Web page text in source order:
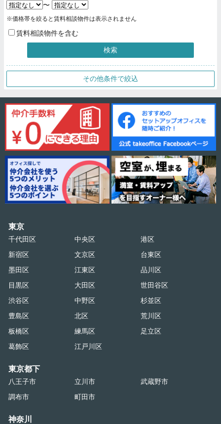
〜
※価格帯を絞ると賃料相談物件は表示されません
賃料相談物件を含む
検索
その他条件で絞込
東京
千代田区 中央区
港区
新宿区
文京区
台東区
墨田区
江東区
品川区
目黒区
大田区
世田谷区
渋谷区
中野区
杉並区
豊島区
北区
荒川区
板橋区
練馬区
足立区
葛飾区
江戸川区
東京都下
八王子市 立川市
武蔵野市
調布市
町田市
神奈川